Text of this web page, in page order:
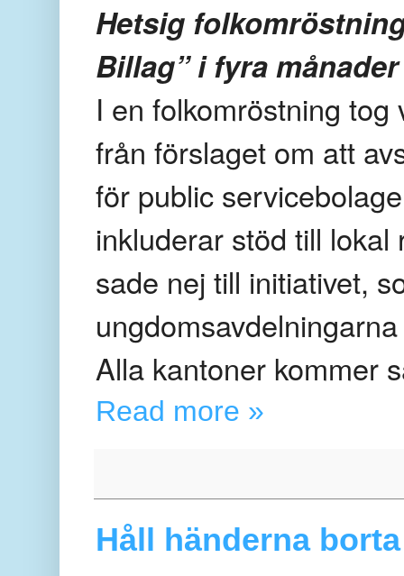
Hetsig
Billag” i fyra månader
I en folkomröstning
från förslaget om att
för public
inkluderar stöd till
sade nej till initiativet,
Alla kantoner kommer
Read more »
Håll händerna